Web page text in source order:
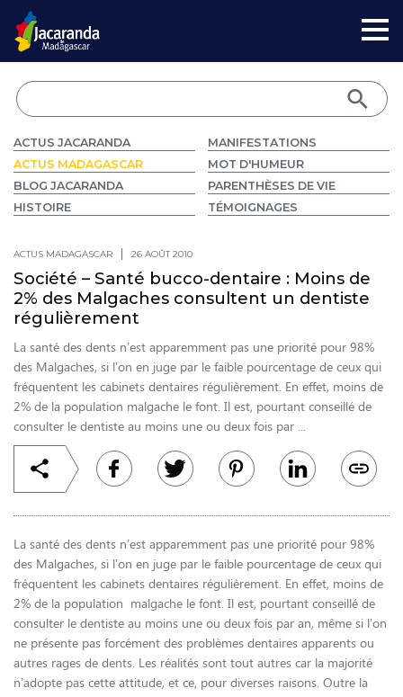
ACTUS JACARANDA
ACTUS MADAGASCAR
BLOG JACARANDA
HISTOIRE
MANIFESTATIONS
MOT D'HUMEUR
PARENTHÈSES DE VIE
TÉMOIGNAGES
ACTUS MADAGASCAR 26 AOÛT 2010
Société – Santé bucco-dentaire : Moins de
2% des Malgaches consultent un dentiste
régulièrement
La santé des dents n’est apparemment pas une priorité pour 98%
des Malgaches, si l’on en juge par le faible pourcentage de ceux qui
fréquentent les cabinets dentaires régulièrement. En effet, moins de
2% de la population malgache le font. Il est, pourtant conseillé de
consulter le dentiste au moins une ou deux fois par ...
La santé des dents n’est apparemment pas une priorité pour 98%
des Malgaches, si l’on en juge par le faible pourcentage de ceux qui
fréquentent les cabinets dentaires régulièrement. En effet, moins de
2% de la population malgache le font. Il est, pourtant conseillé de
consulter le dentiste au moins une ou deux fois par an, même si l’on
ne présente pas forcément des problèmes dentaires apparents ou
autres rages de dents. Les réalités sont tout autres car la majorité
n’adopte pas cette attitude, et ce, pour diverses raisons. Outre la